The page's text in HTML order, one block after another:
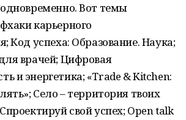
Вот темы
карьерного
Код успеха: Образование. Наука;
врачей; Цифровая
и энергетика; «Trade & Kitchen:
Село – территория твоих
свой успех; Open talk